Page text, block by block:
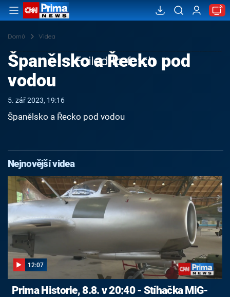
Domů Videa
Failed to fetch
Španělsko a Řecko pod
vodou
5. zář 2023, 19:16
Španělsko a Řecko pod vodou
Nejnovější videa
12:07
Prima Historie, 8.8. v 20:40 - Stíhačka MiG-